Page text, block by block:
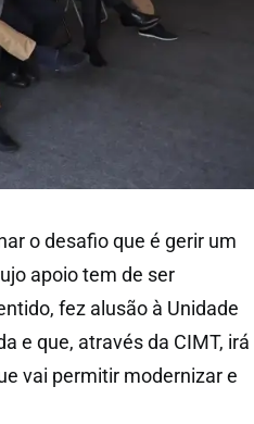
o desafio que é gerir um
apoio tem de ser
fez alusão à Unidade
e que, através da CIMT, irá
vai permitir modernizar e